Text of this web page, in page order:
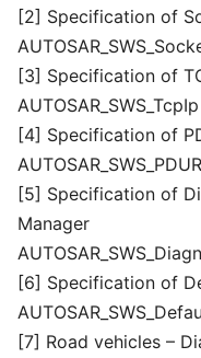
[2] Specification of
[3] Specification of
AUTOSAR_SWS_TcpIp
[4] Specification of
[5] Specification of
Manager
[6] Specification of
[7] Road vehicles –